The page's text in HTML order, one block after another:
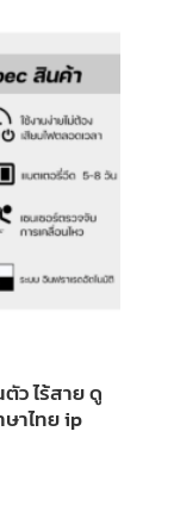
ว ไร้สาย ดู
าไทย ip